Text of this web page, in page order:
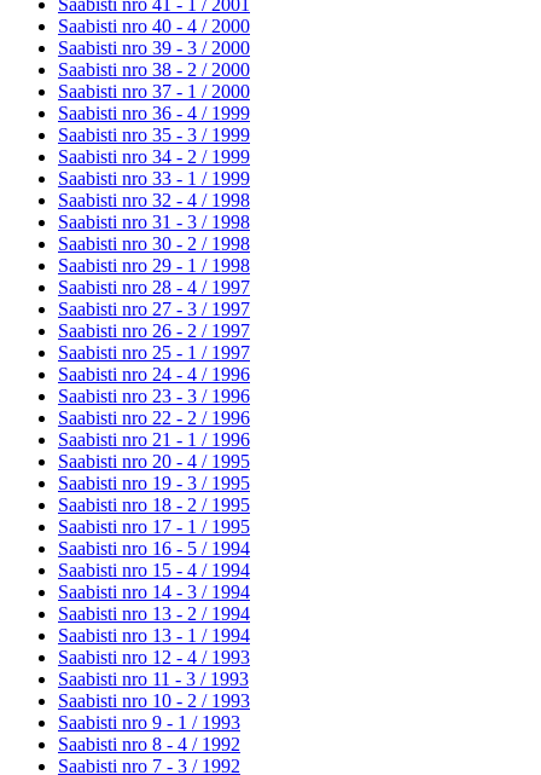
Saabisti nro 41 - 1 / 2001
Saabisti nro 40 - 4 / 2000
Saabisti nro 39 - 3 / 2000
Saabisti nro 38 - 2 / 2000
Saabisti nro 37 - 1 / 2000
Saabisti nro 36 - 4 / 1999
Saabisti nro 35 - 3 / 1999
Saabisti nro 34 - 2 / 1999
Saabisti nro 33 - 1 / 1999
Saabisti nro 32 - 4 / 1998
Saabisti nro 31 - 3 / 1998
Saabisti nro 30 - 2 / 1998
Saabisti nro 29 - 1 / 1998
Saabisti nro 28 - 4 / 1997
Saabisti nro 27 - 3 / 1997
Saabisti nro 26 - 2 / 1997
Saabisti nro 25 - 1 / 1997
Saabisti nro 24 - 4 / 1996
Saabisti nro 23 - 3 / 1996
Saabisti nro 22 - 2 / 1996
Saabisti nro 21 - 1 / 1996
Saabisti nro 20 - 4 / 1995
Saabisti nro 19 - 3 / 1995
Saabisti nro 18 - 2 / 1995
Saabisti nro 17 - 1 / 1995
Saabisti nro 16 - 5 / 1994
Saabisti nro 15 - 4 / 1994
Saabisti nro 14 - 3 / 1994
Saabisti nro 13 - 2 / 1994
Saabisti nro 13 - 1 / 1994
Saabisti nro 12 - 4 / 1993
Saabisti nro 11 - 3 / 1993
Saabisti nro 10 - 2 / 1993
Saabisti nro 9 - 1 / 1993
Saabisti nro 8 - 4 / 1992
Saabisti nro 7 - 3 / 1992